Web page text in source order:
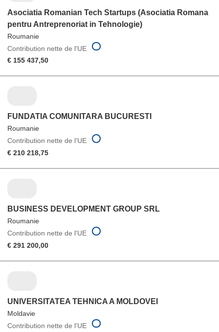
Asociatia Romanian Tech Startups (Asociatia Romana
pentru Antreprenoriat in Tehnologie)
Roumanie
Contribution nette de l'UE
€ 155 437,50
FUNDATIA COMUNITARA BUCURESTI
Roumanie
Contribution nette de l'UE
€ 210 218,75
BUSINESS DEVELOPMENT GROUP SRL
Roumanie
Contribution nette de l'UE
€ 291 200,00
UNIVERSITATEA TEHNICA A MOLDOVEI
Moldavie
Contribution nette de l'UE